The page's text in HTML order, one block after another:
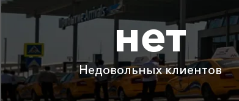
Адлер ⇆ Агой
Адлер ⇆ Тамбов
Детское автокресло
нет
Недовольных клиентов